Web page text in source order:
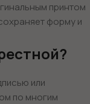
принтом
форму и
или
по многим